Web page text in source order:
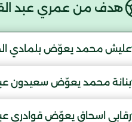
هدف من عمري عبد
عليش محمد يعوّض بلمادي
بنانة محمد يعوّض سعيدون
رقابي اسحاق يعوّض قوادري